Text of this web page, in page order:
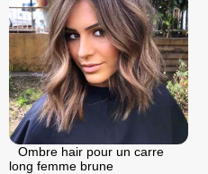
Ombre hair pour un carre
long femme brune